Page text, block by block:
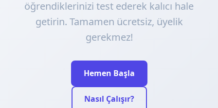
öğrendiklerinizi test ederek kalıcı hale
getirin. Tamamen ücretsiz, üyelik
gerekmez!
Hemen Başla
Nasıl Çalışır?